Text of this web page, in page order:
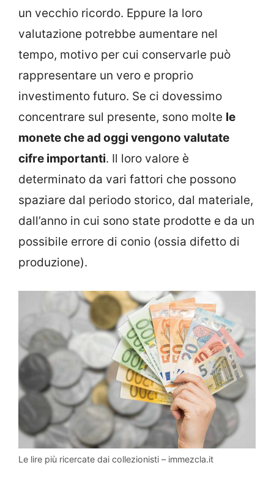
un vecchio ricordo. Eppure la loro
valutazione potrebbe aumentare nel
tempo, motivo per cui conservarle può
rappresentare un vero e proprio
investimento futuro. Se ci dovessimo
concentrare sul presente, sono molte le
monete che ad oggi vengono valutate
cifre importanti. Il loro valore è
determinato da vari fattori che possono
spaziare dal periodo storico, dal materiale,
dall’anno in cui sono state prodotte e da un
possibile errore di conio (ossia difetto di
produzione).
Le lire più ricercate dai collezionisti – immezcla.it